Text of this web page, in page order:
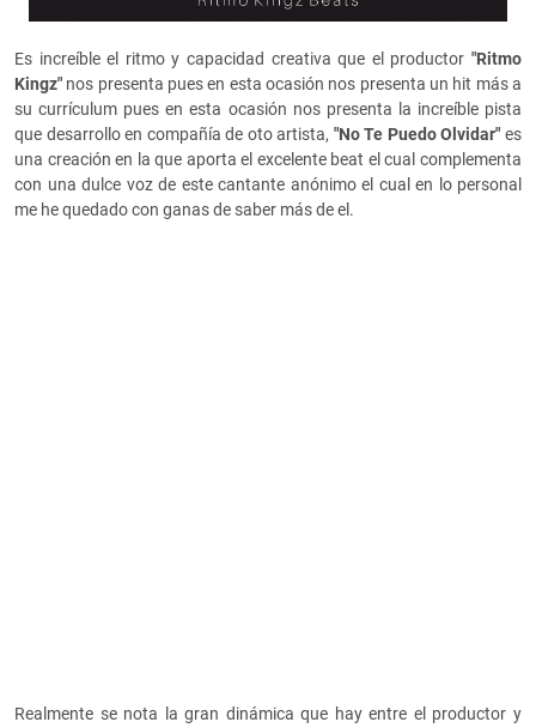
Es increíble el ritmo y capacidad creativa que el productor "Ritmo
Kingz" nos presenta pues en esta ocasión nos presenta un hit más a
su currículum pues en esta ocasión nos presenta la increíble pista
que desarrollo en compañía de oto artista, "No Te Puedo Olvidar"es
una creación en la que aporta el excelente beat el cual complementa
con una dulce voz de este cantante anónimo el cual en lo personal
me he quedado con ganas de saber más de el.
Realmente se nota la gran dinámica que hay entre el productor y